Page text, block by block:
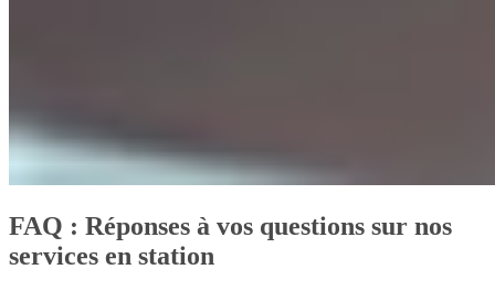
FAQ : Réponses à vos questions sur nos
services en station